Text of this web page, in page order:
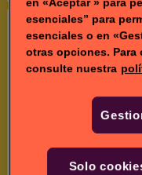
Vídeos de
esenciales” para
esenciales o en
otras opciones. Para
consulte nuestra
Solo